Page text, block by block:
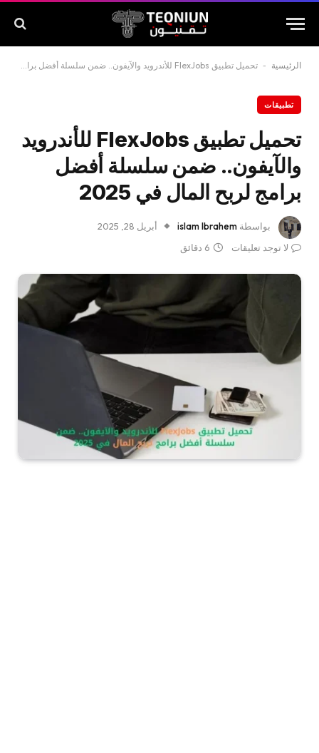
الرئيسية - تحميل تطبيق FlexJobs للأندرويد والآيفون.. ضمن سلسلة أفضل برامج لربح المال في 2025
تطبيقات
تحميل تطبيق FlexJobs للأندرويد
والآيفون.. ضمن سلسلة أفضل
برامج لربح المال في 2025
بواسطة islam Ibrahem
أبريل 28, 2025
لا توجد تعليقات
6 دقائق